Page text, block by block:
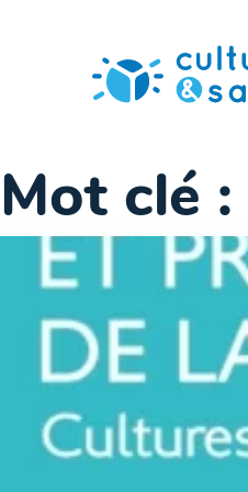
Mot clé :